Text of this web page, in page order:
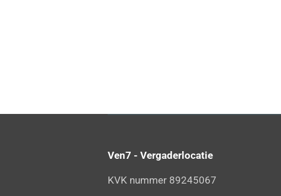
Ven7 - Vergaderlocatie
KVK nummer 89245067